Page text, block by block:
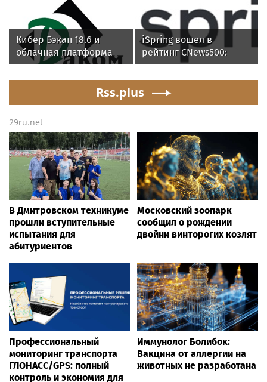
Кибер Бэкап 18.6 и
облачная платформа
SpaceVM 6.5.9. успешно
iSpring вошел в
рейтинг CNews500:
крупнейшие ИТ-
Rss.plus
29ru.net
В Дмитровском техникуме
прошли вступительные
испытания для
абитуриентов
Московский зоопарк
сообщил о рождении
двойни винторогих козлят
Профессиональный
мониторинг транспорта
ГЛОНАСС/GPS: полный
контроль и экономия для
Иммунолог Болибок:
Вакцина от аллергии на
животных не разработана